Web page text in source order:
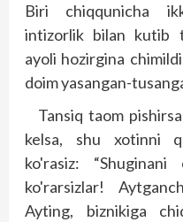
Biri chiqqunicha
intizorlik bilan kutib
ayoli hozirgina
doim yasangan-
Tansiq taom
kelsa, shu xotinni
ko'rasiz:
ko'rarsizlar!
Ayting, biznikiga